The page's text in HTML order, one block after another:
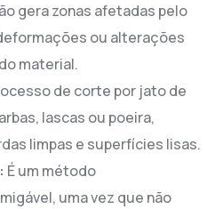
gera zonas afetadas pelo
ou alterações
material.
de corte por jato de
lascas ou poeira,
limpas e superfícies lisas.
É um método
uma vez que não